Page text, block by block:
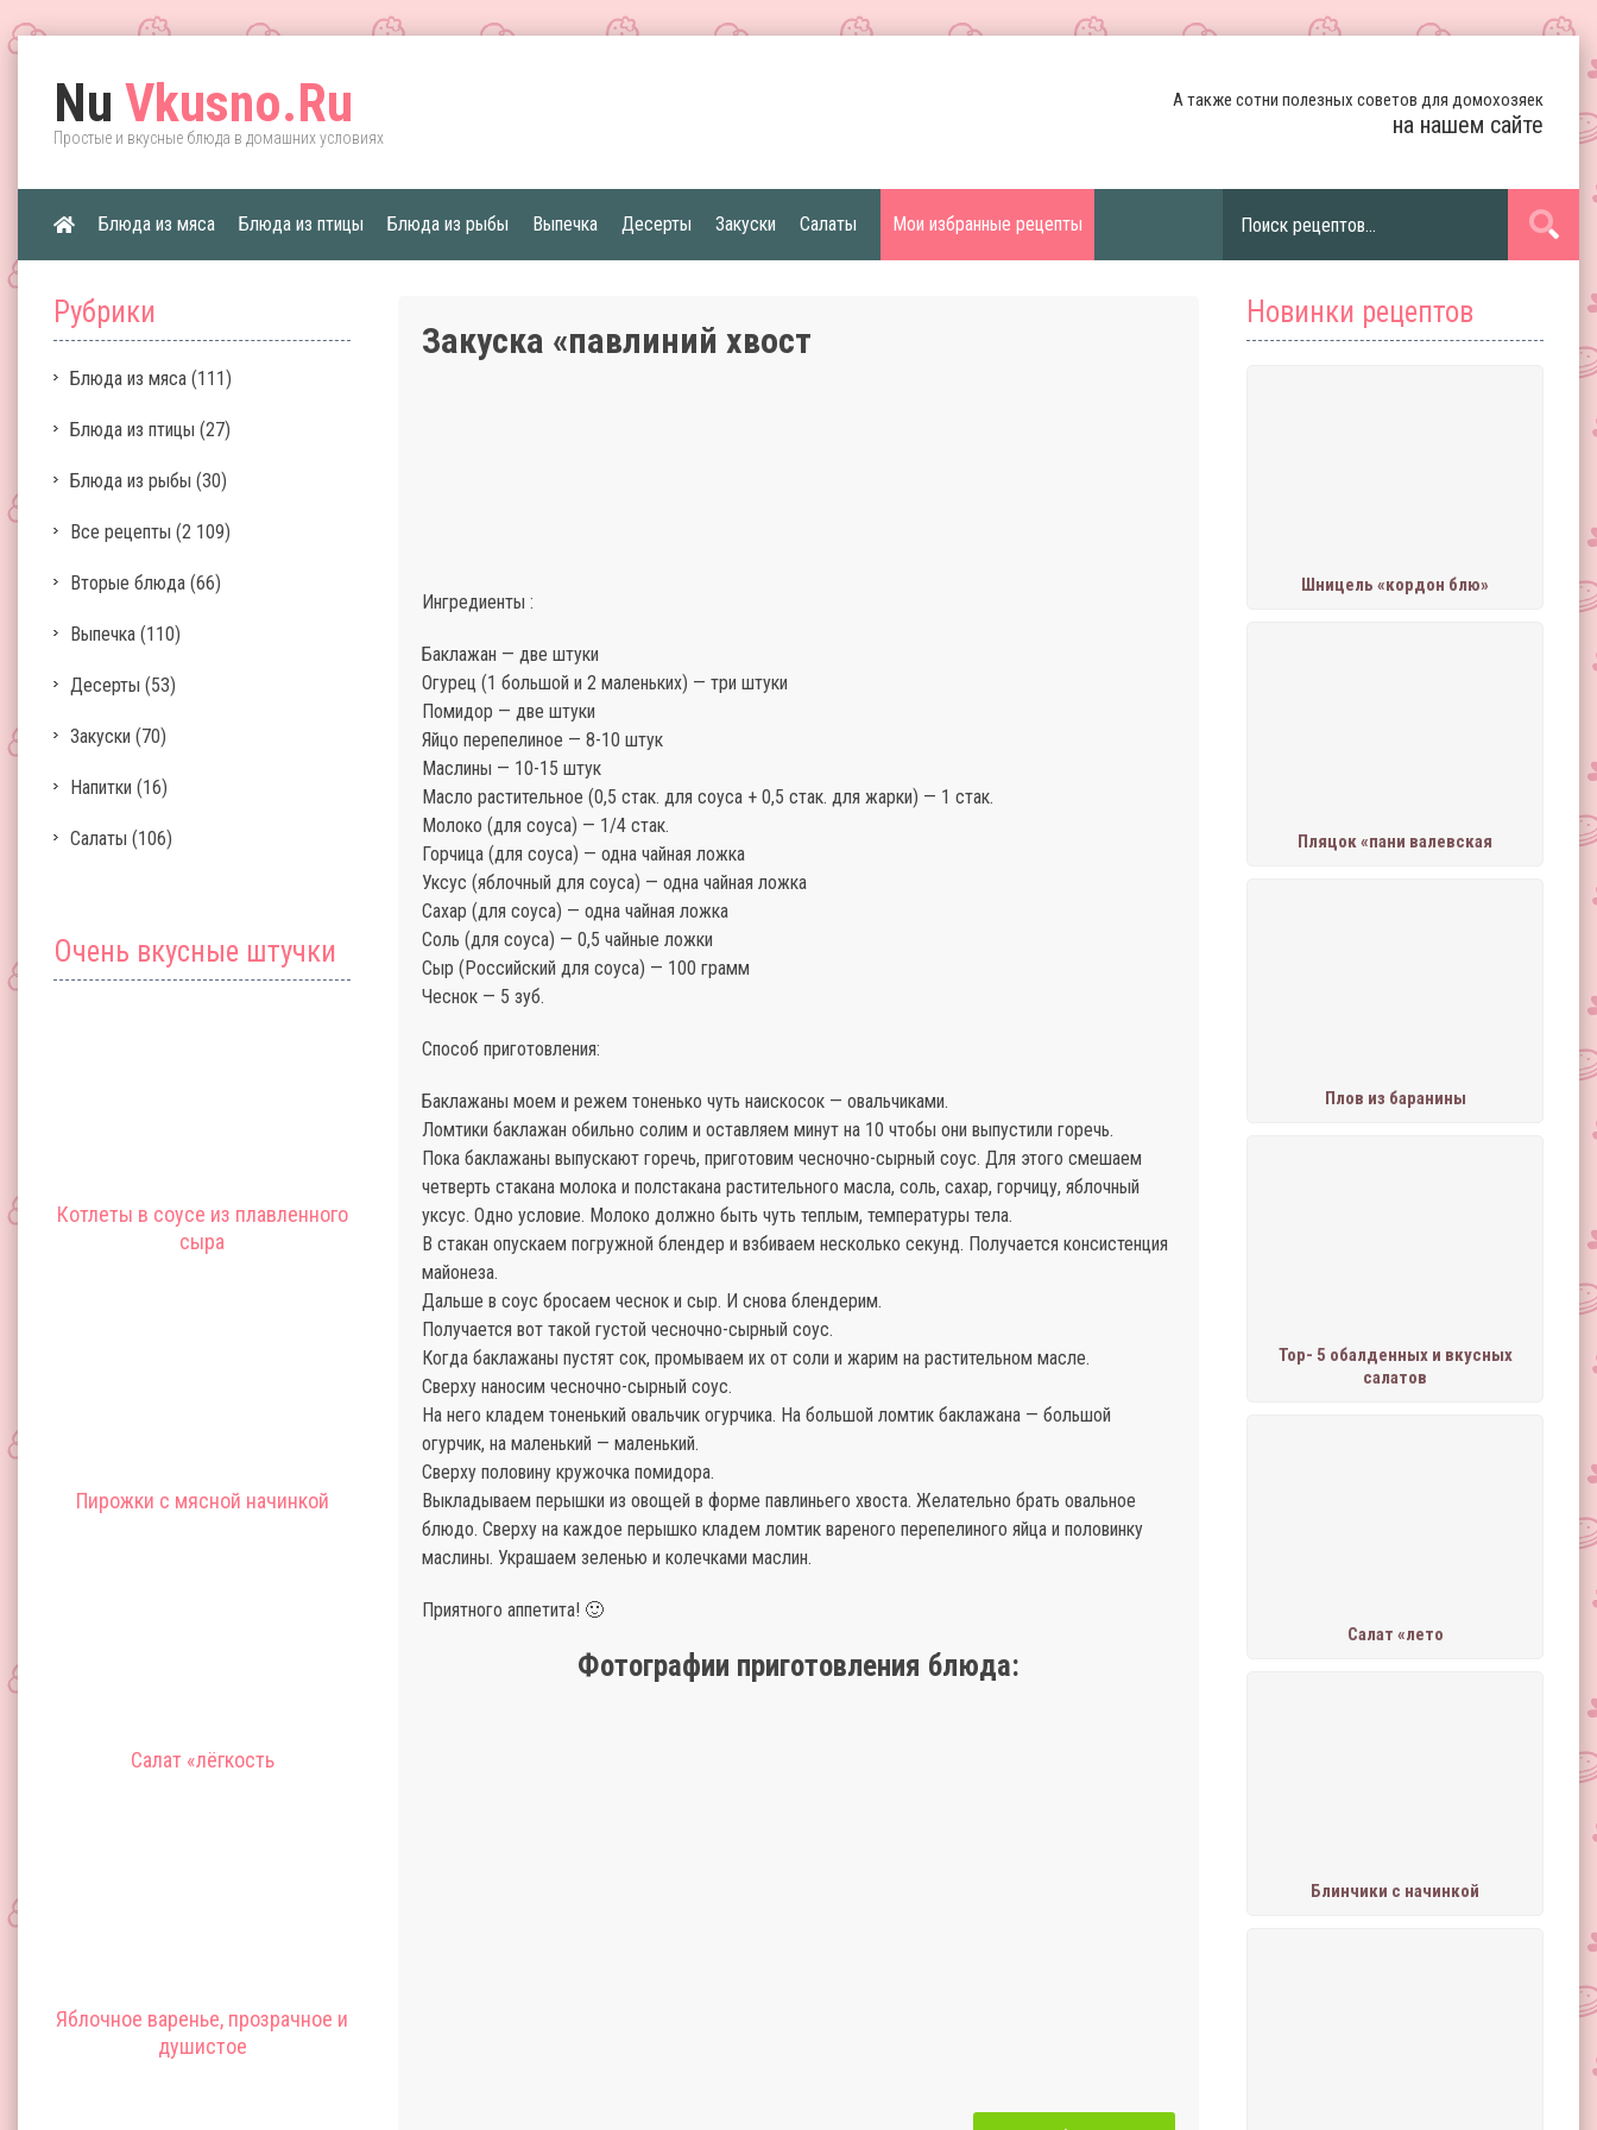
Nu Vkusno.Ru
Простые и вкусные блюда в домашних условиях
А также сотни полезных советов для домохозяек
на нашем сайте
Блюда из мяса Блюда из птицы Блюда из рыбы Выпечка Десерты Закуски Салаты Мои избранные рецепты
Рубрики
Блюда из мяса (111)
Блюда из птицы (27)
Блюда из рыбы (30)
Все рецепты (2 109)
Вторые блюда (66)
Выпечка (110)
Десерты (53)
Закуски (70)
Напитки (16)
Салаты (106)
Очень вкусные штучки
Котлеты в соусе из плавленного
сыра
Пирожки с мясной начинкой
Салат «лёгкость
Яблочное варенье, прозрачное и
душистое
Новинки рецептов
Шницель «кордон блю»
Пляцок «пани валевская
Плов из баранины
Тор- 5 обалденных и вкусных
салатов
Салат «лето
Блинчики с начинкой
Закуска «павлиний хвост
Ингредиенты :
Баклажан — две штуки
Огурец (1 большой и 2 маленьких) — три штуки
Помидор — две штуки
Яйцо перепелиное — 8-10 штук
Маслины — 10-15 штук
Масло растительное (0,5 стак. для соуса + 0,5 стак. для жарки) — 1 стак.
Молоко (для соуса) — 1/4 стак.
Горчица (для соуса) — одна чайная ложка
Уксус (яблочный для соуса) — одна чайная ложка
Сахар (для соуса) — одна чайная ложка
Соль (для соуса) — 0,5 чайные ложки
Сыр (Российский для соуса) — 100 грамм
Чеснок — 5 зуб.
Способ приготовления:
Баклажаны моем и режем тоненько чуть наискосок — овальчиками.
Ломтики баклажан обильно солим и оставляем минут на 10 чтобы они выпустили горечь.
Пока баклажаны выпускают горечь, приготовим чесночно-сырный соус. Для этого смешаем
четверть стакана молока и полстакана растительного масла, соль, сахар, горчицу, яблочный
уксус. Одно условие. Молоко должно быть чуть теплым, температуры тела.
В стакан опускаем погружной блендер и взбиваем несколько секунд. Получается консистенция
майонеза.
Дальше в соус бросаем чеснок и сыр. И снова блендерим.
Получается вот такой густой чесночно-сырный соус.
Когда баклажаны пустят сок, промываем их от соли и жарим на растительном масле.
Сверху наносим чесночно-сырный соус.
На него кладем тоненький овальчик огурчика. На большой ломтик баклажана — большой
огурчик, на маленький — маленький.
Сверху половину кружочка помидора.
Выкладываем перышки из овощей в форме павлиньего хвоста. Желательно брать овальное
блюдо. Сверху на каждое перышко кладем ломтик вареного перепелиного яйца и половинку
маслины. Украшаем зеленью и колечками маслин.
Приятного аппетита! 🙂
Фотографии приготовления блюда: